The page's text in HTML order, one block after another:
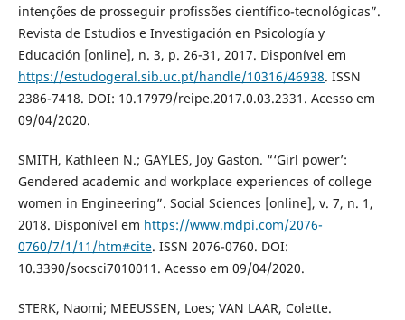
intenções de prosseguir profissões científico-tecnológicas”.
Revista de Estudios e Investigación en Psicología y
Educación [online], n. 3, p. 26-31, 2017. Disponível em
https://estudogeral.sib.uc.pt/handle/10316/46938. ISSN
2386-7418. DOI: 10.17979/reipe.2017.0.03.2331. Acesso em
09/04/2020.
SMITH, Kathleen N.; GAYLES, Joy Gaston. “‘Girl power’:
Gendered academic and workplace experiences of college
women in Engineering”. Social Sciences [online], v. 7, n. 1,
2018. Disponível em https://www.mdpi.com/2076-
0760/7/1/11/htm#cite. ISSN 2076-0760. DOI:
10.3390/socsci7010011. Acesso em 09/04/2020.
STERK, Naomi; MEEUSSEN, Loes; VAN LAAR, Colette.